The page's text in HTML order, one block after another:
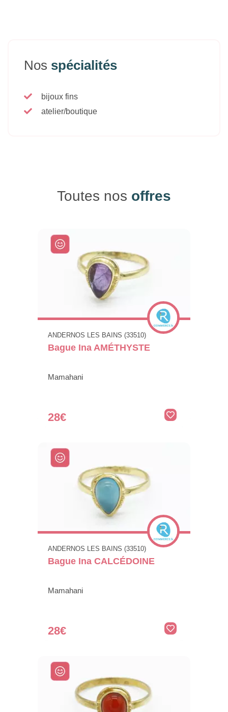
Nos spécialités
bijoux fins
atelier/boutique
Toutes nos offres
ANDERNOS LES BAINS (33510)
Bague Ina AMÉTHYSTE
Mamahani
28€
ANDERNOS LES BAINS (33510)
Bague Ina CALCÉDOINE
Mamahani
28€